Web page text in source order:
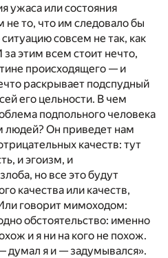
ужаса или состояния
не то, что им следовало бы
совсем не так, как
этим всем стоит нечто,
происходящего — и
раскрывает подспудный
его цельности. В чем
подпольного человека
людей? Он приведет нам
качеств: тут
и эгоизм, и
но все это будут
качества или качеств,
говорит мимоходом:
обстоятельство: именно
и я ни на кого не похож.
думал я и — задумывался».